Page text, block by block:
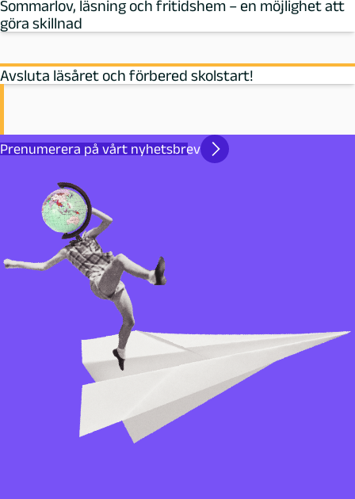
Sommarlov, läsning och fritidshem – en möjlighet att
göra skillnad
Avsluta läsåret och förbered skolstart!
Prenumerera på vårt nyhetsbrev